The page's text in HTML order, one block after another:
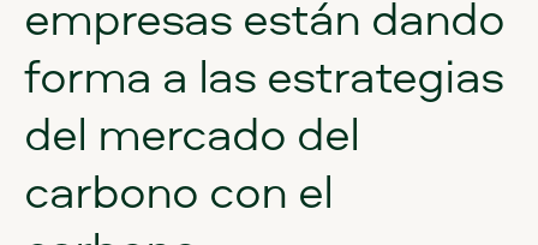
empresas están dando
forma a las estrategias
del mercado del
carbono con el